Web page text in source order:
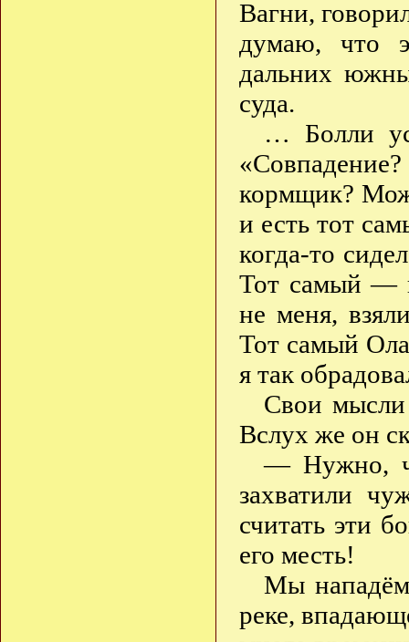
Вагни,
думаю, что
дальних
суда.
… Болли
кормщик?
и есть тот
когда-то
Тот самый —
не меня,
Тот самый
я так
Свои мысли
Вслух же он
— Нужно,
захватили
считать эти
его месть!
Мы
реке,